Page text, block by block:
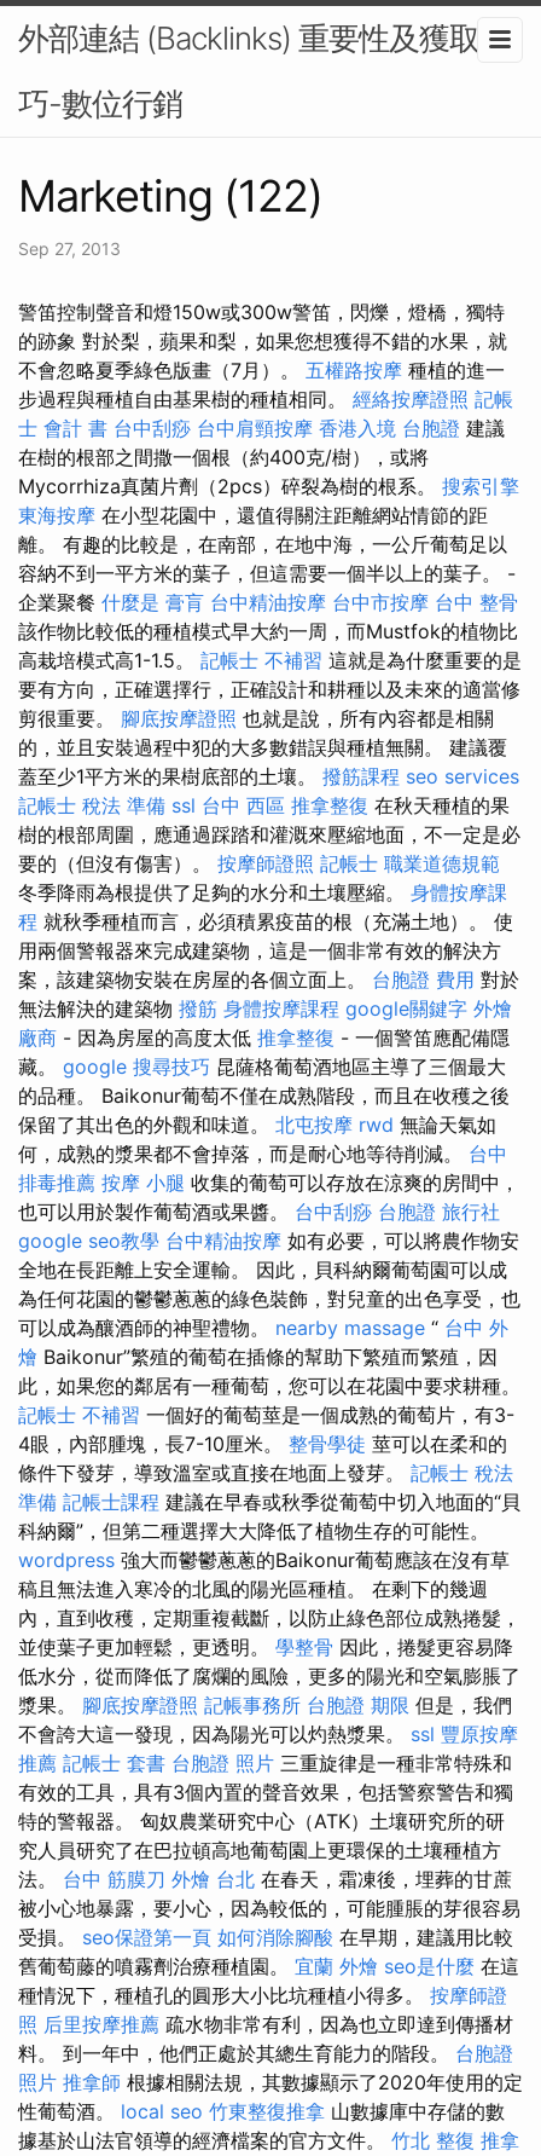
外部連結 (Backlinks) 重要性及獲取技
巧-數位行銷
Marketing (122)
Sep 27, 2013
警笛控制聲音和燈150w或300w警笛，閃爍，燈橋，獨特
的跡象 對於梨，蘋果和梨，如果您想獲得不錯的水果，就
不會忽略夏季綠色版畫（7月）。 五權路按摩 種植的進一
步過程與種植自由基果樹的種植相同。 經絡按摩證照 記帳
士 會計 書 台中刮痧 台中肩頸按摩 香港入境 台胞證 建議
在樹的根部之間撒一個根（約400克/樹），或將
Mycorrhiza真菌片劑（2pcs）碎裂為樹的根系。 搜索引擎
東海按摩 在小型花園中，還值得關注距離網站情節的距
離。 有趣的比較是，在南部，在地中海，一公斤葡萄足以
容納不到一平方米的葉子，但這需要一個半以上的葉子。 -
企業聚餐 什麼是 膏肓 台中精油按摩 台中市按摩 台中 整骨
該作物比較低的種植模式早大約一周，而Mustfok的植物比
高栽培模式高1-1.5。 記帳士 不補習 這就是為什麼重要的是
要有方向，正確選擇行，正確設計和耕種以及未來的適當修
剪很重要。 腳底按摩證照 也就是說，所有內容都是相關
的，並且安裝過程中犯的大多數錯誤與種植無關。 建議覆
蓋至少1平方米的果樹底部的土壤。 撥筋課程 seo services
記帳士 稅法 準備 ssl 台中 西區 推拿整復 在秋天種植的果
樹的根部周圍，應通過踩踏和灌溉來壓縮地面，不一定是必
要的（但沒有傷害）。 按摩師證照 記帳士 職業道德規範
冬季降雨為根提供了足夠的水分和土壤壓縮。 身體按摩課
程 就秋季種植而言，必須積累疫苗的根（充滿土地）。 使
用兩個警報器來完成建築物，這是一個非常有效的解決方
案，該建築物安裝在房屋的各個立面上。 台胞證 費用 對於
無法解決的建築物 撥筋 身體按摩課程 google關鍵字 外燴
廠商 - 因為房屋的高度太低 推拿整復 - 一個警笛應配備隱
藏。 google 搜尋技巧 昆薩格葡萄酒地區主導了三個最大
的品種。 Baikonur葡萄不僅在成熟階段，而且在收穫之後
保留了其出色的外觀和味道。 北屯按摩 rwd 無論天氣如
何，成熟的漿果都不會掉落，而是耐心地等待削減。 台中
排毒推薦 按摩 小腿 收集的葡萄可以存放在涼爽的房間中，
也可以用於製作葡萄酒或果醬。 台中刮痧 台胞證 旅行社
google seo教學 台中精油按摩 如有必要，可以將農作物安
全地在長距離上安全運輸。 因此，貝科納爾葡萄園可以成
為任何花園的鬱鬱蔥蔥的綠色裝飾，對兒童的出色享受，也
可以成為釀酒師的神聖禮物。 nearby massage “ 台中 外
燴 Baikonur”繁殖的葡萄在插條的幫助下繁殖而繁殖，因
此，如果您的鄰居有一種葡萄，您可以在花園中要求耕種。
記帳士 不補習 一個好的葡萄莖是一個成熟的葡萄片，有3-
4眼，內部腫塊，長7-10厘米。 整骨學徒 莖可以在柔和的
條件下發芽，導致溫室或直接在地面上發芽。 記帳士 稅法
準備 記帳士課程 建議在早春或秋季從葡萄中切入地面的“貝
科納爾”，但第二種選擇大大降低了植物生存的可能性。
wordpress 強大而鬱鬱蔥蔥的Baikonur葡萄應該在沒有草
稿且無法進入寒冷的北風的陽光區種植。 在剩下的幾週
內，直到收穫，定期重複截斷，以防止綠色部位成熟捲髮，
並使葉子更加輕鬆，更透明。 學整骨 因此，捲髮更容易降
低水分，從而降低了腐爛的風險，更多的陽光和空氣膨脹了
漿果。 腳底按摩證照 記帳事務所 台胞證 期限 但是，我們
不會誇大這一發現，因為陽光可以灼熱漿果。 ssl 豐原按摩
推薦 記帳士 套書 台胞證 照片 三重旋律是一種非常特殊和
有效的工具，具有3個內置的聲音效果，包括警察警告和獨
特的警報器。 匈奴農業研究中心（ATK）土壤研究所的研
究人員研究了在巴拉頓高地葡萄園上更環保的土壤種植方
法。 台中 筋膜刀 外燴 台北 在春天，霜凍後，埋葬的甘蔗
被小心地暴露，要小心，因為較低的，可能腫脹的芽很容易
受損。 seo保證第一頁 如何消除腳酸 在早期，建議用比較
舊葡萄藤的噴霧劑治療種植園。 宜蘭 外燴 seo是什麼 在這
種情況下，種植孔的圓形大小比坑種植小得多。 按摩師證
照 后里按摩推薦 疏水物非常有利，因為也立即達到傳播材
料。 到一年中，他們正處於其總生育能力的階段。 台胞證
照片 推拿師 根據相關法規，其數據顯示了2020年使用的定
性葡萄酒。 local seo 竹東整復推拿 山數據庫中存儲的數
據基於山法官領導的經濟檔案的官方文件。 竹北 整復 推拿